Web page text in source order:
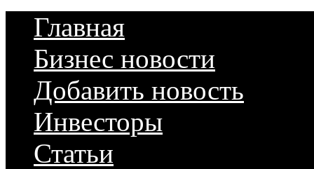
Главная
Бизнес новости
Добавить новость
Инвесторы
Статьи